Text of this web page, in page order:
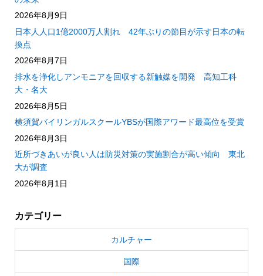
2026年8月9日
日本人人口1億2000万人割れ 42年ぶりの節目が示す日本の転
換点
2026年8月7日
排水を浄化しアンモニアを回収する新触媒を開発 高知工科
大・名大
2026年8月5日
横須賀バイリンガルスクールYBSが国際アワード最高位を受賞
2026年8月3日
近所づきあいが良い人は防災対策の実施割合が高い傾向 東北
大が調査
2026年8月1日
カテゴリー
カルチャー
国際